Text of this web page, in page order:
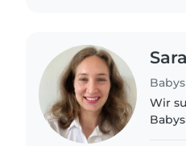
Wir